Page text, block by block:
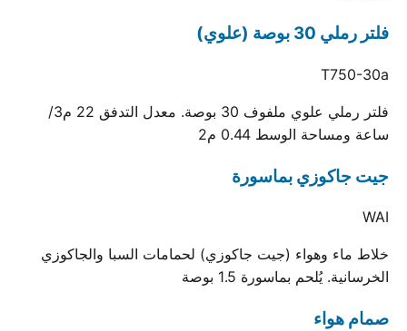
فلتر رملي 30 بوصة (علوي)
T750-30a
فلتر رملي علوي ملفوف 30 بوصة. معدل التدفق 22 م3/
ساعة ومساحة الوسط 0.44 م2
جيت جاكوزي بماسورة
WAI
خلاط ماء وهواء (جيت جاكوزي) لحمامات السبا والجاكوزي
الخرسانية. يُلحم بماسورة 1.5 بوصة
صمام هواء